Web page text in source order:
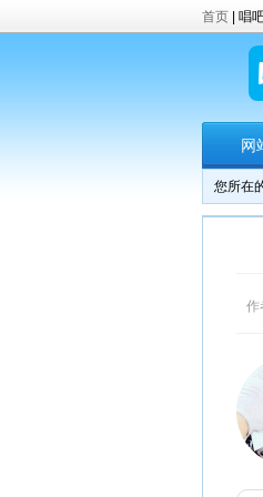
首页 | 唱
网
您所在
作